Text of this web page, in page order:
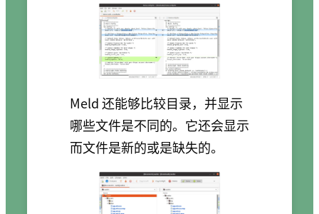
Meld 还能够比较目录，并显示
哪些文件是不同的。它还会显示
而文件是新的或是缺失的。